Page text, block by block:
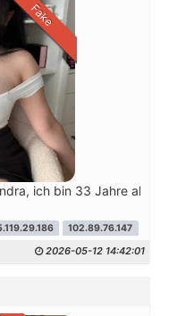
Fake
ich bin 33 Jahre alt,
102.89.76.147
2026-05-12 14:42:01